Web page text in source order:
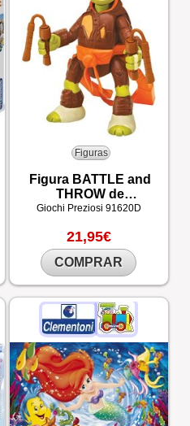
Figuras
Figura BATTLE and
THROW de
Michelangelo
Giochi Preziosi 91620D
21,95€
COMPRAR